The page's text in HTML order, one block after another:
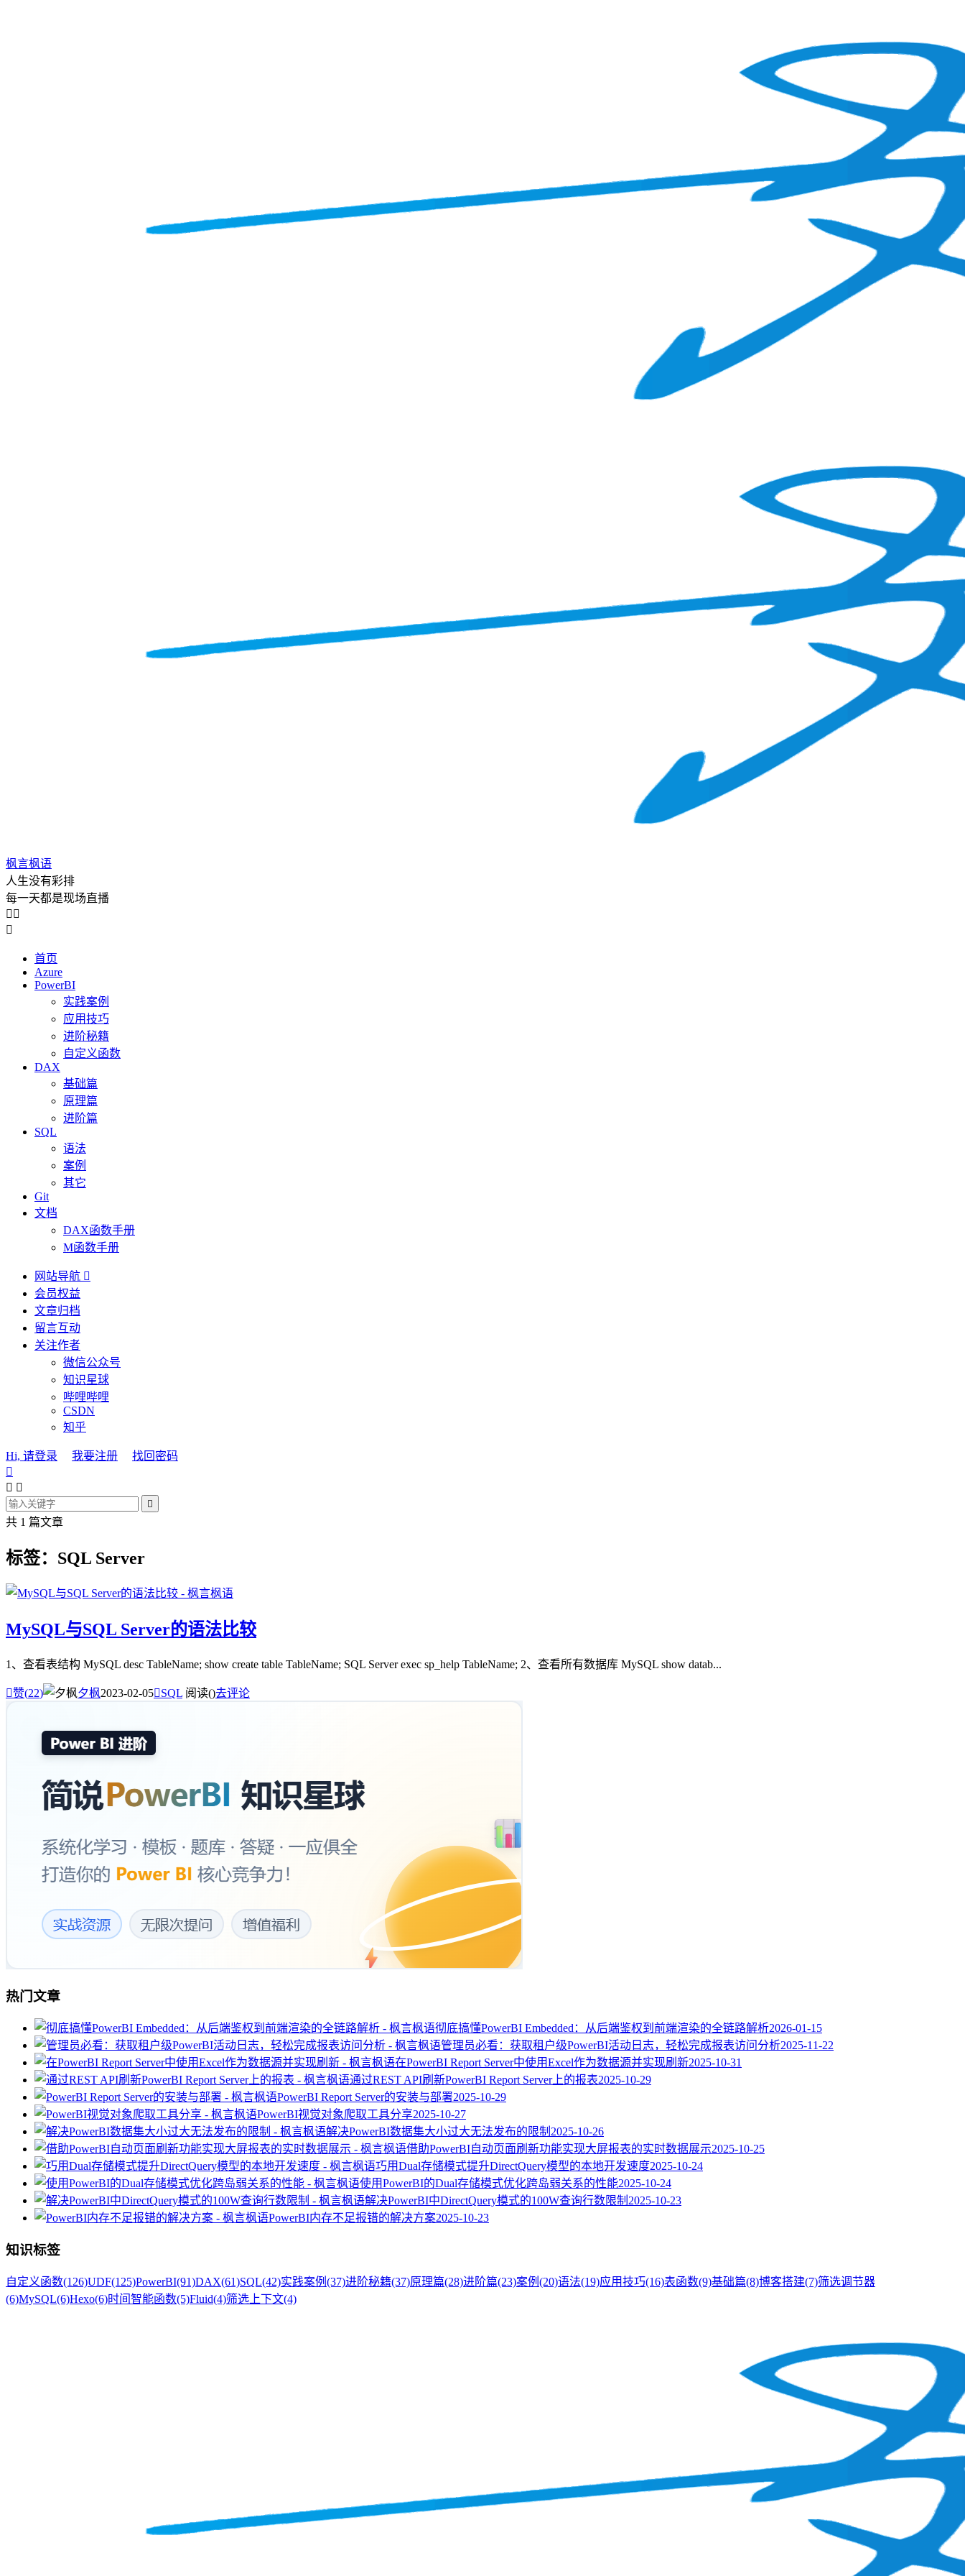
枫言枫语
人生没有彩排
每一天都是现场直播
 

首页
Azure
PowerBI
实践案例
应用技巧
进阶秘籍
自定义函数
DAX
基础篇
原理篇
进阶篇
SQL
语法
案例
其它
Git
文档
DAX函数手册
M函数手册
网站导航 
会员权益
文章归档
留言互动
关注作者
微信公众号
知识星球
哔哩哔哩
CSDN
知乎
Hi, 请登录 我要注册
找回密码

 

共 1 篇文章
标签：SQL Server
MySQL与SQL Server的语法比较
1、查看表结构 MySQL desc TableName; show create table TableName; SQL Server exec sp_help TableName; 2、查看所有数据库 MySQL show datab...
赞(22) 夕枫2023-02-05SQL 阅读()去评论
热门文章
彻底搞懂PowerBI Embedded：从后端鉴权到前端渲染的全链路解析2026-01-15
管理员必看：获取租户级PowerBI活动日志，轻松完成报表访问分析2025-11-22
在PowerBI Report Server中使用Excel作为数据源并实现刷新2025-10-31
通过REST API刷新PowerBI Report Server上的报表2025-10-29
PowerBI Report Server的安装与部署2025-10-29
PowerBI视觉对象爬取工具分享2025-10-27
解决PowerBI数据集大小过大无法发布的限制 2025-10-26
借助PowerBI自动页面刷新功能实现大屏报表的实时数据展示2025-10-25
巧用Dual存储模式提升DirectQuery模型的本地开发速度2025-10-24
使用PowerBI的Dual存储模式优化跨岛弱关系的性能2025-10-24
解决PowerBI中DirectQuery模式的100W查询行数限制 2025-10-23
PowerBI内存不足报错的解决方案2025-10-23
知识标签
自定义函数(126)UDF(125)PowerBI(91)DAX(61)SQL(42)实践案例 (37)进阶秘籍(37)原理篇(28)进阶篇(23)案例 (20)语法(19)应用技巧(16)表函数(9)基础篇(8)博客搭建(7)筛选调节器
(6)MySQL(6)Hexo(6)时间智能函数(5)Fluid(4)筛选上下文(4)